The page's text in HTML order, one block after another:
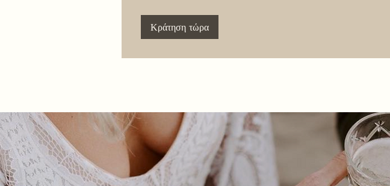
Κράτηση τώρα